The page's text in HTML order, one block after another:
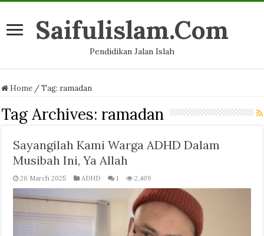
Saifulislam.Com
Pendidikan Jalan Islah
Home /Tag: ramadan
Tag Archives: ramadan
Sayangilah Kami Warga ADHD Dalam
Musibah Ini, Ya Allah
26 March 2025 ADHD 1 2,409